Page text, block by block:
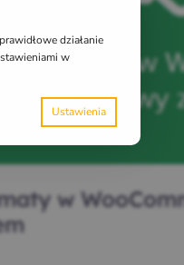
w
działanie
w